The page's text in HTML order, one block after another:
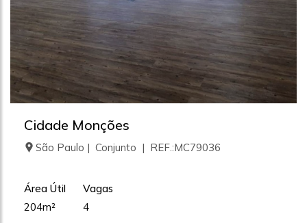
Cidade Monções
São Paulo | Conjunto | REF.:MC79036
Área Útil
204m²
Vagas
4